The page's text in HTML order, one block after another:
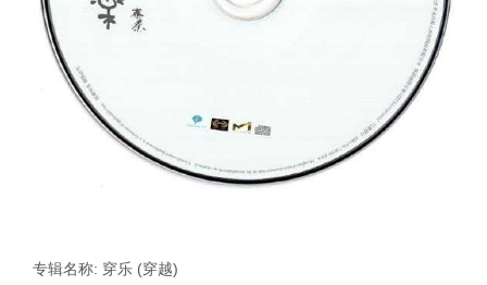
专辑名称: 穿乐 (穿越)